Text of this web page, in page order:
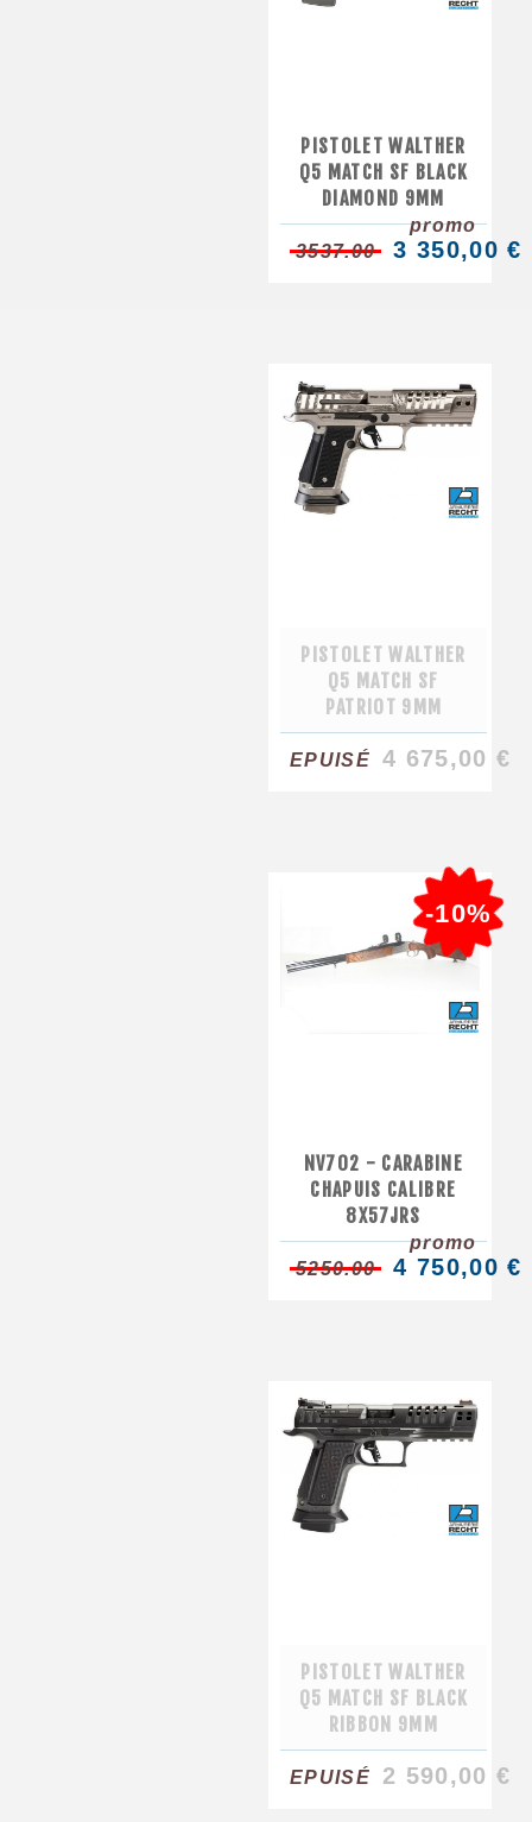
PISTOLET WALTHER
Q5 MATCH SF BLACK
DIAMOND 9MM
promo
3537.00
3 350,00 €
PISTOLET WALTHER
Q5 MATCH SF
PATRIOT 9MM
EPUISÉ 4 675,00 €
NV702 - CARABINE
CHAPUIS CALIBRE
8X57JRS
promo
5250.00
4 750,00 €
-10%
PISTOLET WALTHER
Q5 MATCH SF BLACK
RIBBON 9MM
EPUISÉ 2 590,00 €